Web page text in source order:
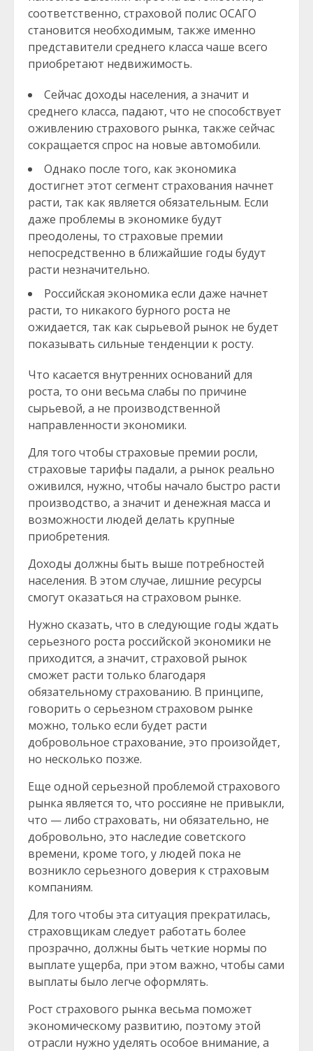
соответственно, страховой полис ОСАГО
становится необходимым, также именно
представители среднего класса чаше всего
приобретают недвижимость.
Сейчас доходы населения, а значит и
среднего класса, падают, что не способствует
оживлению страхового рынка, также сейчас
сокращается спрос на новые автомобили.
Однако после того, как экономика
достигнет этот сегмент страхования начнет
расти, так как является обязательным. Если
даже проблемы в экономике будут
преодолены, то страховые премии
непосредственно в ближайшие годы будут
расти незначительно.
Российская экономика если даже начнет
расти, то никакого бурного роста не
ожидается, так как сырьевой рынок не будет
показывать сильные тенденции к росту.
Что касается внутренних оснований для
роста, то они весьма слабы по причине
сырьевой, а не производственной
направленности экономики.
Для того чтобы страховые премии росли,
страховые тарифы падали, а рынок реально
оживился, нужно, чтобы начало быстро расти
производство, а значит и денежная масса и
возможности людей делать крупные
приобретения.
Доходы должны быть выше потребностей
населения. В этом случае, лишние ресурсы
смогут оказаться на страховом рынке.
Нужно сказать, что в следующие годы ждать
серьезного роста российской экономики не
приходится, а значит, страховой рынок
сможет расти только благодаря
обязательному страхованию. В принципе,
говорить о серьезном страховом рынке
можно, только если будет расти
добровольное страхование, это произойдет,
но несколько позже.
Еще одной серьезной проблемой страхового
рынка является то, что россияне не привыкли,
что — либо страховать, ни обязательно, не
добровольно, это наследие советского
времени, кроме того, у людей пока не
возникло серьезного доверия к страховым
компаниям.
Для того чтобы эта ситуация прекратилась,
страховщикам следует работать более
прозрачно, должны быть четкие нормы по
выплате ущерба, при этом важно, чтобы сами
выплаты было легче оформлять.
Рост страхового рынка весьма поможет
экономическому развитию, поэтому этой
отрасли нужно уделять особое внимание, а